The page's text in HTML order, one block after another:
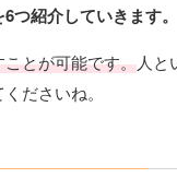
つ紹介していきます。
とが可能です。人と
ださいね。